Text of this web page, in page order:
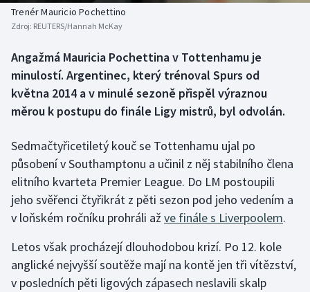
Biatlon
Box
Curling
Dostihy
Florbal
Futsal
Golf
Gymnastika
Aplikace ČT sport
Trenér Mauricio Pochettino
Zdroj: REUTERS/Hannah McKay
Angažmá Mauricia Pochettina v Tottenhamu je
minulostí. Argentinec, který trénoval Spurs od
května 2014 a v minulé sezoně přispěl výraznou
měrou k postupu do finále Ligy mistrů, byl odvolán.
Sedmačtyřicetiletý kouč se Tottenhamu ujal po
působení v Southamptonu a učinil z něj stabilního člena
elitního kvarteta Premier League. Do LM postoupili
jeho svěřenci čtyřikrát z pěti sezon pod jeho vedením a
v loňském ročníku prohráli až ve finále s Liverpoolem.
Letos však procházejí dlouhodobou krizí. Po 12. kole
anglické nejvyšší soutěže mají na kontě jen tři vítězství,
v posledních pěti ligových zápasech neslavili skalp